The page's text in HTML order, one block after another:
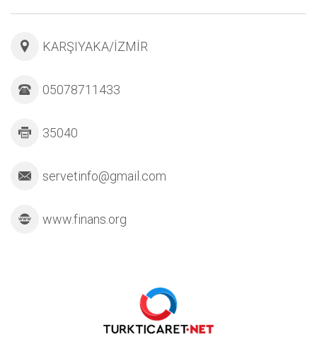
KARŞIYAKA/İZMİR
05078711433
35040
servetinfo@gmail.com
www.finans.org